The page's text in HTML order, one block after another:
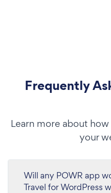
Frequently
Learn more about
your
Will any POWR app
Travel for WordPress